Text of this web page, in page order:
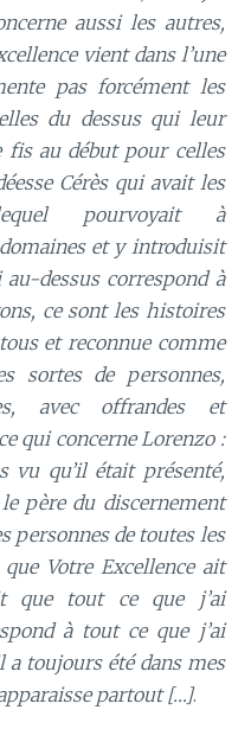
aussi les autres,
vient dans l’une
pas forcément les
du dessus qui leur
fis au début pour celles
Cérès qui avait les
pourvoyait à
et y introduisit
dessus correspond à
ce sont les histoires
et reconnue comme
sortes de personnes,
avec offrandes et
qui concerne Lorenzo :
vu qu’il était présenté,
père du discernement
personnes de toutes les
Votre Excellence ait
que tout ce que j’ai
à tout ce que j’ai
a toujours été dans mes
partout […].